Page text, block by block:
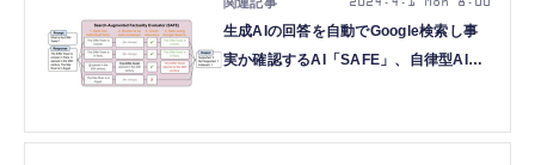
生成AIの回答を自動でGoogle検索し事
実か確認するAI「SAFE」、自律型AIを
リー）
2024.4.1 Mon 8:00